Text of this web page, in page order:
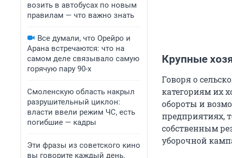
возить в автобусах по новым
правилам — что важно знать
Все думали, что Орейро и
Арана встречаются: что на
самом деле связывало самую
горячую пару 90-х
Смоленскую область накрыл
разрушительный циклон:
власти ввели режим ЧС, есть
погибшие — кадры
Эти фразы из советского кино
вы говорите каждый день.
Крупные
Говоря о
категориям их
обороты и
предприятиях,
собственным
уборочной